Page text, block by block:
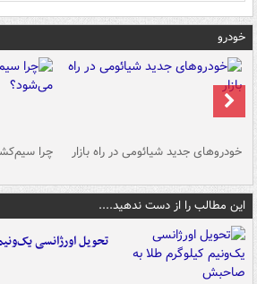
خودرو
خودروهای جدید شیائومی در راه بازار چرا
این مطالب را از دست ندهید....
تحویل اورژانسی